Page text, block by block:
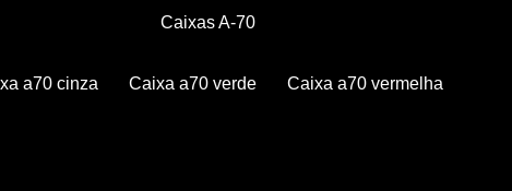
Caixas A-70
a70 cinza Caixa a70 verde Caixa a70 vermelha